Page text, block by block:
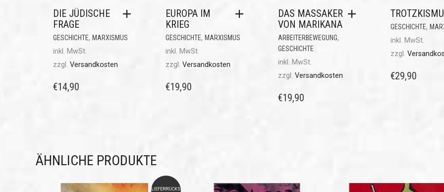
DIE JÜDISCHE
FRAGE
GESCHICHTE, MARXISMUS
inkl. MwSt.
zzgl. Versandkosten
€14,90
EUROPA IM
KRIEG
GESCHICHTE, MARXISMUS
inkl. MwSt.
zzgl. Versandkosten
€19,90
DAS MASSAKER
VON MARIKANA
ARBEITERBEWEGUNG,
GESCHICHTE
inkl. MwSt.
zzgl. Versandkosten
€19,90
GESCHICHTE,
inkl. MwSt.
zzgl.
€29,90
ÄHNLICHE PRODUKTE
LIEFERRÜCKSTAND